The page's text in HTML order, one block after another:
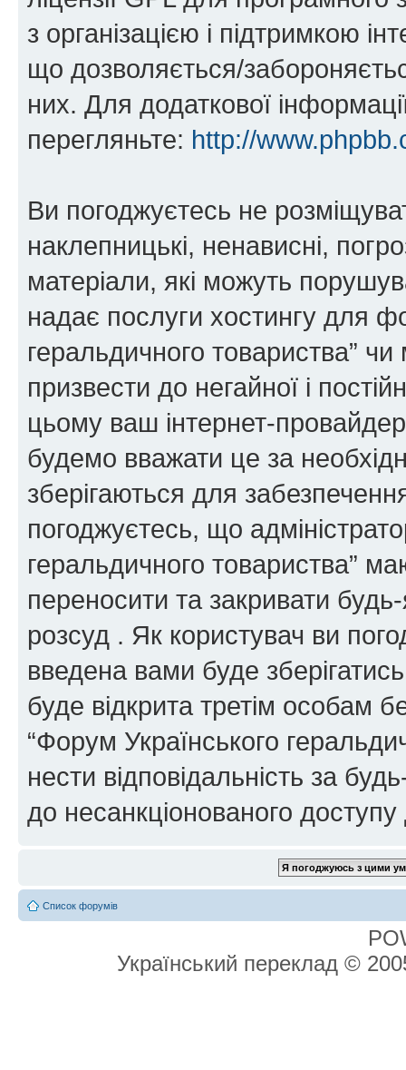
з організацією і підтримкою
що дозволяється/
них. Для додаткової
перегляньте: http://
Ви погоджуєтесь не
наклепницькі, ненависні,
матеріали, які можуть
надає послуги хостингу для
геральдичного товариства”
призвести до негайної і
цьому ваш інтернет-
будемо вважати це за
зберігаються для
погоджуєтесь, що
геральдичного товариства”
переносити та закривати
розсуд . Як користувач ви
введена вами буде
буде відкрита третім особам
“Форум Українського
нести відповідальність за
до несанкціонованого доступу
Список форумів
Український переклад ©